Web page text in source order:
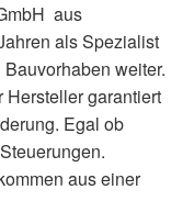
aus
als Spezialist
weiter.
Hersteller garantiert
Egal ob
aus einer